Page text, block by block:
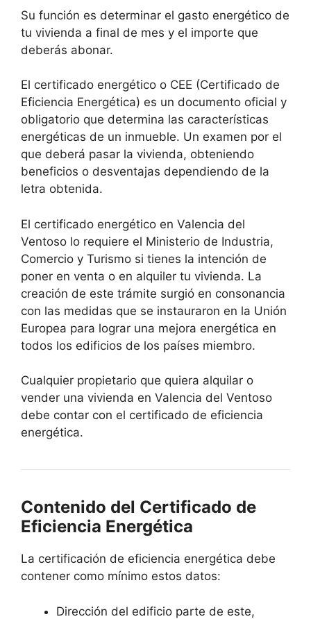
Su función es determinar el gasto energético de
tu vivienda a final de mes y el importe que
deberás abonar.
El certificado energético o CEE (Certificado de
Eficiencia Energética) es un documento oficial y
obligatorio que determina las características
energéticas de un inmueble. Un examen por el
que deberá pasar la vivienda, obteniendo
beneficios o desventajas dependiendo de la
letra obtenida.
El certificado energético en Valencia del
Ventoso lo requiere el Ministerio de Industria,
Comercio y Turismo si tienes la intención de
poner en venta o en alquiler tu vivienda. La
creación de este trámite surgió en consonancia
con las medidas que se instauraron en la Unión
Europea para lograr una mejora energética en
todos los edificios de los países miembro.
Cualquier propietario que quiera alquilar o
vender una vivienda en Valencia del Ventoso
debe contar con el certificado de eficiencia
energética.
Contenido del Certificado de
Eficiencia Energética
La certificación de eficiencia energética debe
contener como mínimo estos datos:
Dirección del edificio parte de este,